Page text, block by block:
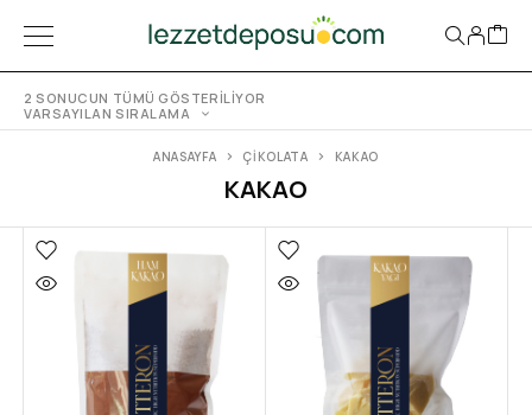
2 SONUCUN TÜMÜ GÖSTERILIYOR
VARSAYILAN SIRALAMA
KAKAO
ANASAYFA ÇIKOLATA KAKAO